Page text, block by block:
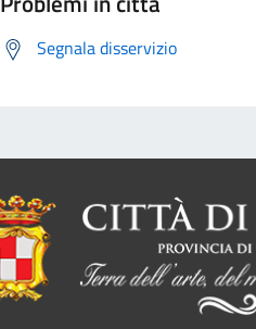
Segnala disservizio